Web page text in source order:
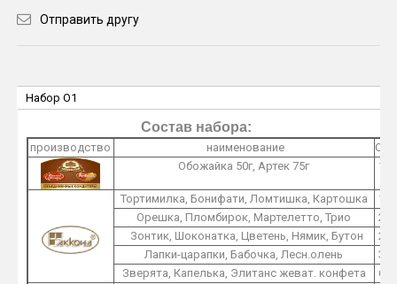
Отправить другу
Набор O1
Состав набора:
производство наименование
O1
Обожайка 50г, Артек 75г
1
Тортимилка, Бонифати, Ломтишка, Картошка
1
Орешка, Пломбирок, Мартелетто, Трио
2
Зонтик, Шоконатка, Цветень, Нямик, Бутон
2
Лапки-царапки, Бабочка, Лесн.олень
3
Зверята, Капелька, Элитанс жеват. конфета
6